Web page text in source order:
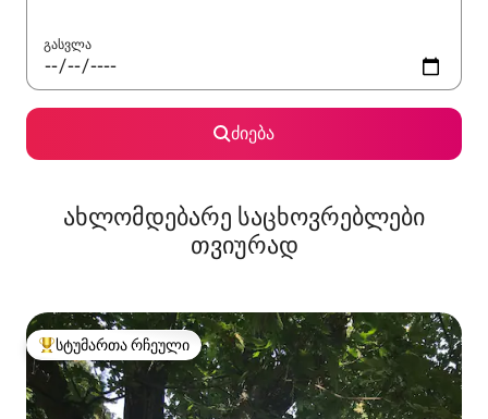
გასვლა
ძიება
ახლომდებარე საცხოვრებლები
თვიურად
სტუმართა რჩეული მოწინავე ვარიანტი
სტუმართა რჩეული